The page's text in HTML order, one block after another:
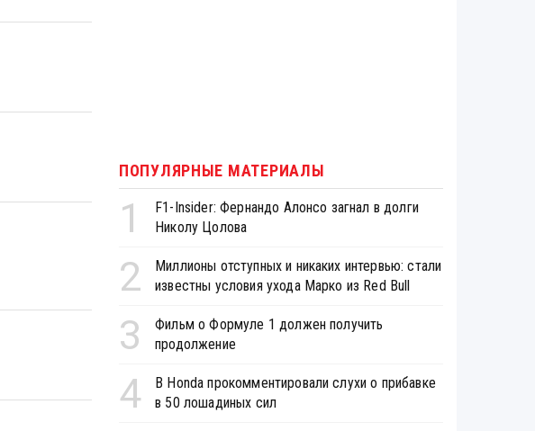
ПОПУЛЯРНЫЕ МАТЕРИАЛЫ
1
F1-Insider: Фернандо Алонсо загнал в долги
Николу Цолова
2
Миллионы отступных и никаких интервью: стали
известны условия ухода Марко из Red Bull
3
Фильм о Формуле 1 должен получить
продолжение
4
В Honda прокомментировали слухи о прибавке
в 50 лошадиных сил